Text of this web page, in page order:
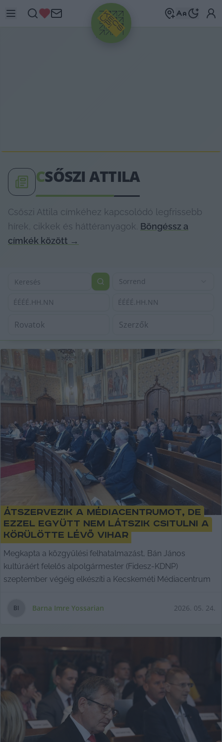
HIRDETÉS
CSŐSZI ATTILA
Csőszi Attila címkéhez kapcsolódó legfrissebb
hírek, cikkek és háttéranyagok. Böngéssz a
címkék között →
Sorrend
ÉÉÉÉ.HH.NN ÉÉÉÉ.HH.NN
Átszervezik a Médiacentrumot, de
ezzel együtt nem látszik csitulni a
körülötte lévő vihar
Megkapta a közgyűlési felhatalmazást, Bán János
kultúráért felelős alpolgármester (Fidesz-KDNP)
szeptember végéig elkészíti a Kecskeméti Médiacentrum
BI Barna Imre Yossarian 2026. 05. 24.